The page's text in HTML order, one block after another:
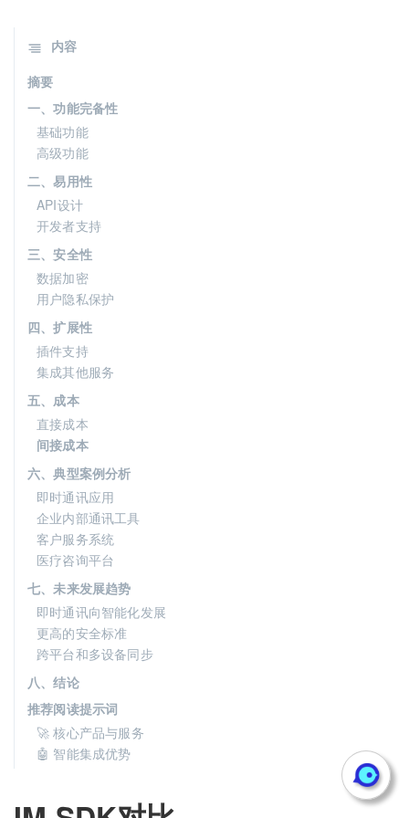
内容
摘要
一、功能完备性
基础功能
高级功能
二、易用性
API设计
开发者支持
三、安全性
数据加密
用户隐私保护
四、扩展性
插件支持
集成其他服务
五、成本
直接成本
间接成本
六、典型案例分析
即时通讯应用
企业内部通讯工具
客户服务系统
医疗咨询平台
七、未来发展趋势
即时通讯向智能化发展
更高的安全标准
跨平台和多设备同步
八、结论
推荐阅读提示词
🚀 核心产品与服务
🤖 智能集成优势